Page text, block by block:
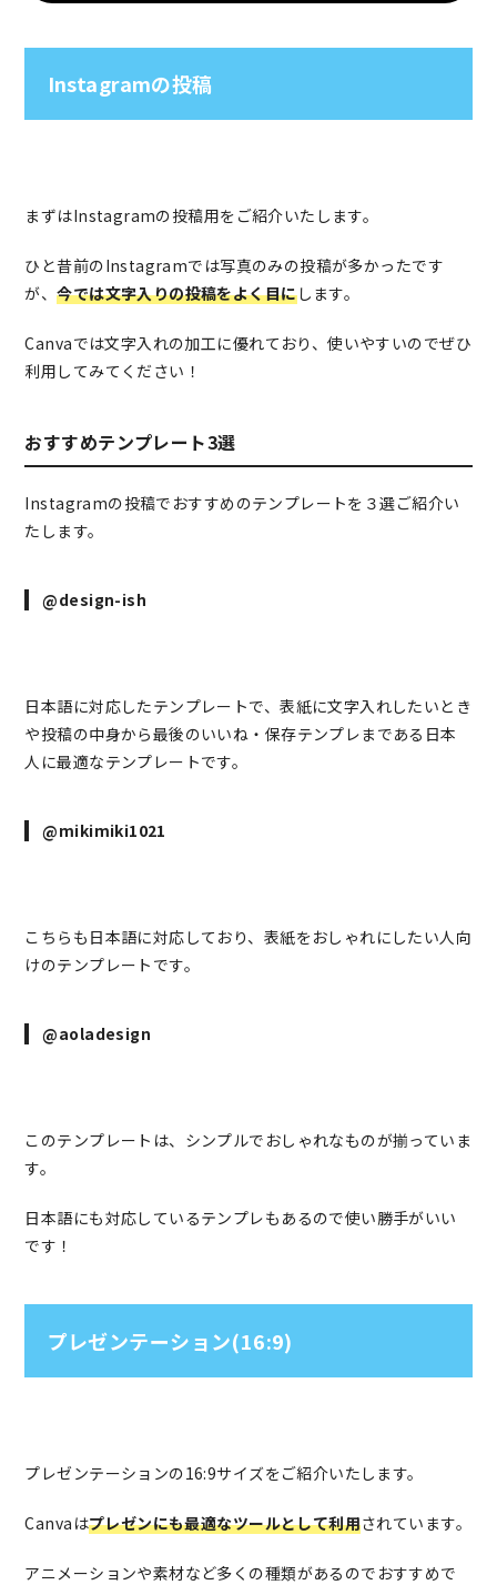
Instagramの投稿
まずはInstagramの投稿用をご紹介いたします。
ひと昔前のInstagramでは写真のみの投稿が多かったです
が、今では文字入りの投稿をよく目にします。
Canvaでは文字入れの加工に優れており、使いやすいのでぜひ
利用してみてください！
おすすめテンプレート3選
Instagramの投稿でおすすめのテンプレートを３選ご紹介い
たします。
@design-ish
日本語に対応したテンプレートで、表紙に文字入れしたいとき
や投稿の中身から最後のいいね・保存テンプレまである日本
人に最適なテンプレートです。
@mikimiki1021
こちらも日本語に対応しており、表紙をおしゃれにしたい人向
けのテンプレートです。
@aoladesign
このテンプレートは、シンプルでおしゃれなものが揃っていま
す。
日本語にも対応しているテンプレもあるので使い勝手がいい
です！
プレゼンテーション(16:9)
プレゼンテーションの16:9サイズをご紹介いたします。
Canvaはプレゼンにも最適なツールとして利用されています。
アニメーションや素材など多くの種類があるのでおすすめで